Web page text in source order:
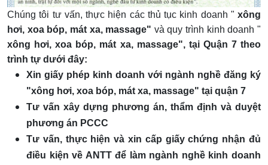
Chúng tôi tư vấn, thực hiện các thủ tục kinh doanh " xông
hơi, xoa bóp, mát xa, massage" và quy trình kinh doanh "
xông hơi, xoa bóp, mát xa, massage", tại Quận 7 theo
trình tự dưới đây:
Xin giấy phép kinh doanh với ngành nghề đăng ký
"xông hơi, xoa bóp, mát xa, massage" tại quận 7
Tư vấn xây dựng phương án, thẩm định và duyệt
phương án PCCC
Tư vấn, thực hiện và xin cấp giấy chứng nhận đủ
điều kiện về ANTT để làm ngành nghề kinh doanh